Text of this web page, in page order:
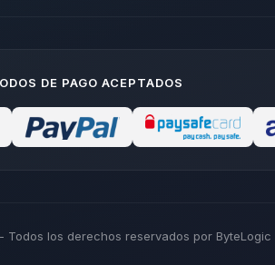
DE PAGO ACEPTADOS
Todos los derechos reservados por ByteLogic